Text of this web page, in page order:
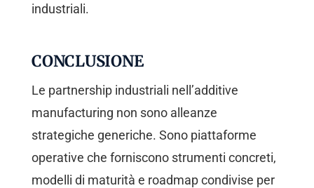
industriali.
CONCLUSIONE
Le partnership industriali nell’additive
manufacturing non sono alleanze
strategiche generiche. Sono piattaforme
operative che forniscono strumenti concreti,
modelli di maturità e roadmap condivise per